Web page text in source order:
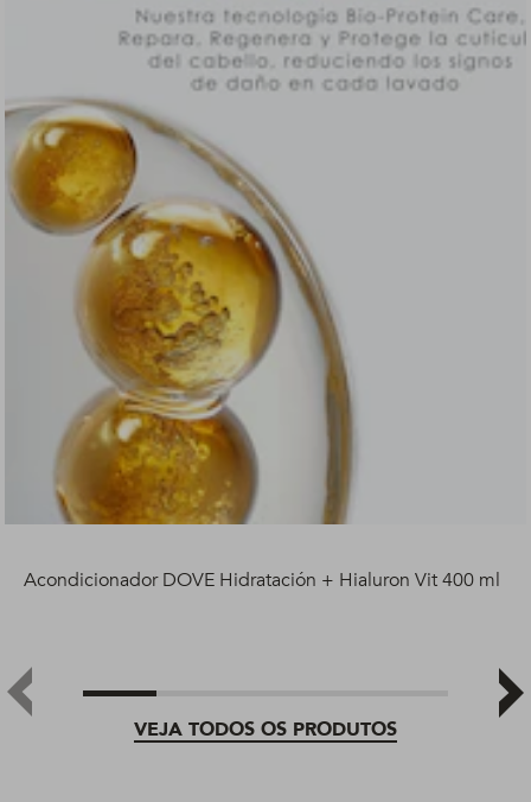
VEJA TODOS OS PRODUTOS
Acondicionador DOVE Hidratación + Hialuron Vit 400 ml